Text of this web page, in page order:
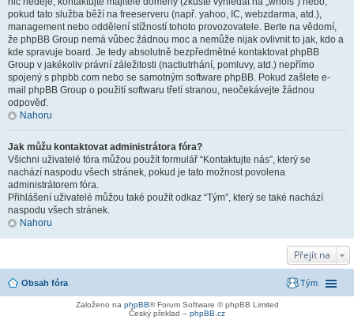
pokud tato služba běží na freeserveru (např. yahoo, IC, webzdarma, atd.),
management nebo oddělení stížností tohoto provozovatele. Berte na vědomí,
že phpBB Group nemá vůbec žádnou moc a nemůže nijak ovlivnit to jak, kdo a
kde spravuje board. Je tedy absolutně bezpředmětné kontaktovat phpBB
Group v jakékoliv právní záležitosti (nactiutrhání, pomluvy, atd.) nepřímo
spojený s phpbb.com nebo se samotným software phpBB. Pokud zašlete e-
mail phpBB Group o použití softwaru třetí stranou, neočekávejte žádnou
odpověď.
Nahoru
Jak můžu kontaktovat administrátora fóra?
Všichni uživatelé fóra můžou použít formulář “Kontaktujte nás”, který se
nachází naspodu všech stránek, pokud je tato možnost povolena
administrátorem fóra.
Přihlášení uživatelé můžou také použít odkaz “Tým”, který se také nachází
naspodu všech stránek.
Nahoru
Přejít na
Obsah fóra Tým
Založeno na phpBB® Forum Software © phpBB Limited
Český překlad – phpBB.cz